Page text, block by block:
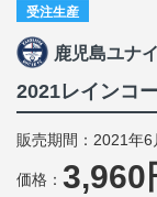
受注生産
鹿児島ユナ
2021レインコ
販売期間：2021年
価格： 3,960